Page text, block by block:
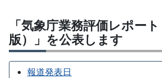
「気象庁業務評価レポー
版）」を公表します
報道発表日